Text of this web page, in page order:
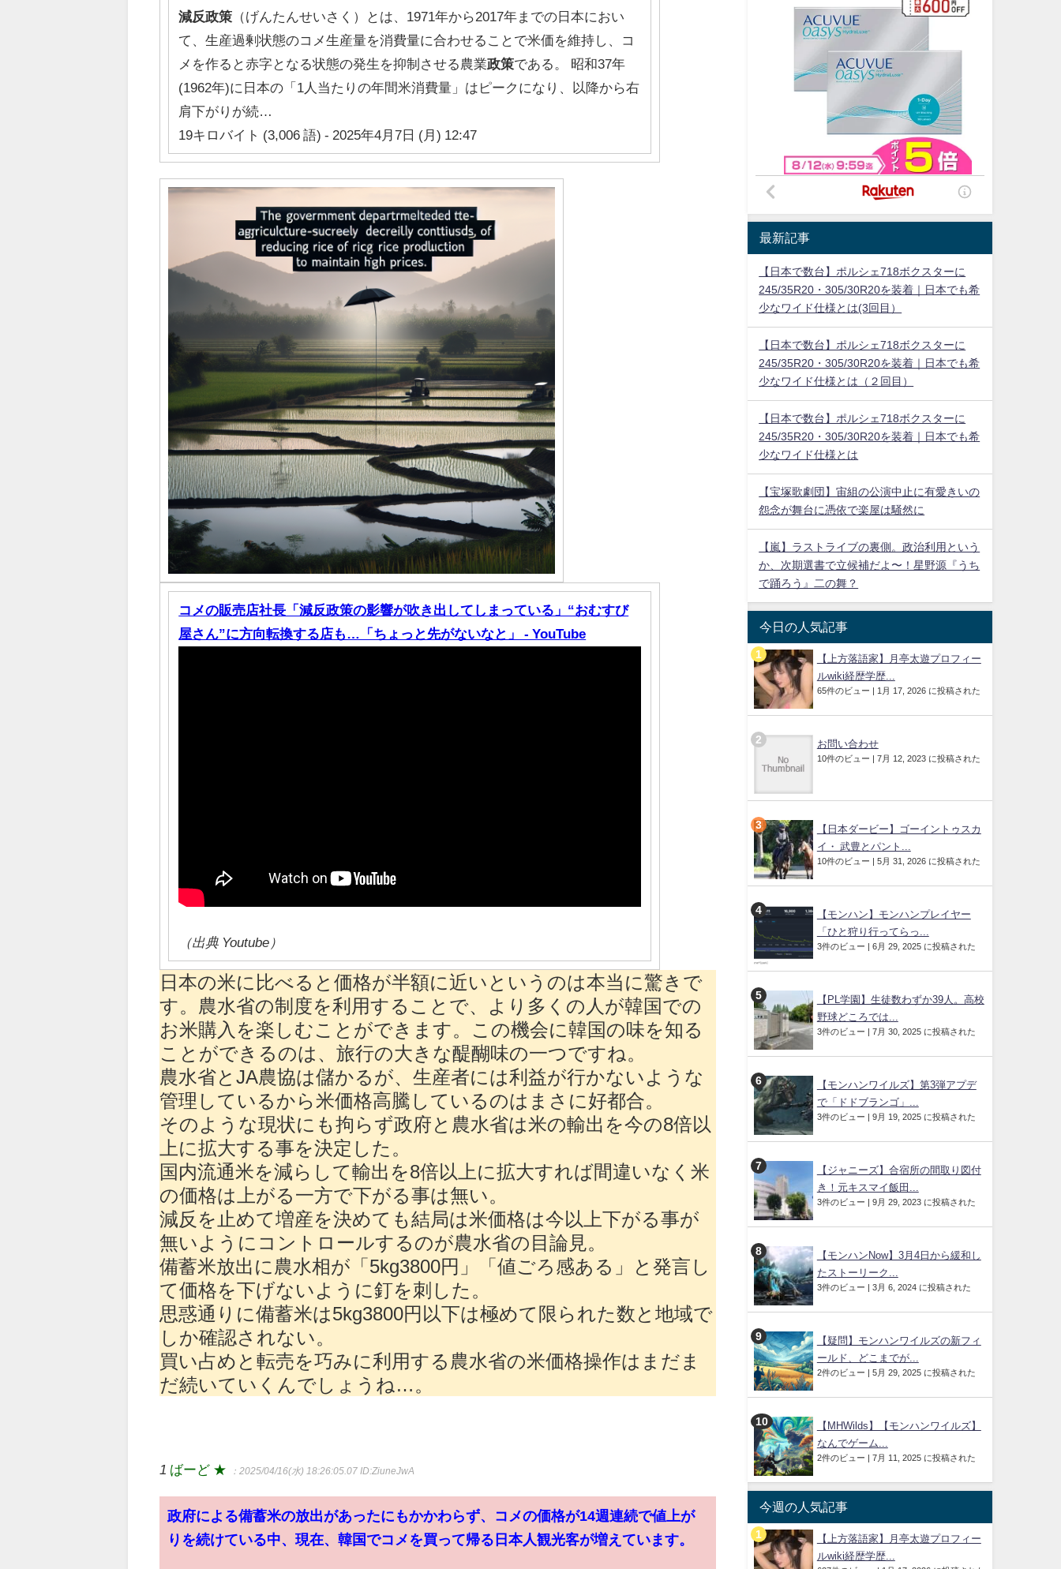
減反政策 （げんたんせいさく）とは、1971年から2017年までの日本におい
て、生産過剰状態のコメ生産量を消費量に合わせることで米価を維持し、コ
メを作ると赤字となる状態の発生を抑制させる農業政策である。 昭和37年
(1962年)に日本の「1人当たりの年間米消費量」はピークになり、以降から右
肩下がりが続…
19キロバイト (3,006 語) - 2025年4月7日 (月) 12:47
コメの販売店社長「減反政策の影響が吹き出してしまっている」“おむすび
屋さん”に方向転換する店も…「ちょっと先がないなと」 - YouTube
（出典 Youtube）
日本の米に比べると価格が半額に近いというのは本当に驚きで
す。農水省の制度を利用することで、より多くの人が韓国での
お米購入を楽しむことができます。この機会に韓国の味を知る
ことができるのは、旅行の大きな醍醐味の一つですね。
農水省とJA農協は儲かるが、生産者には利益が行かないような
管理しているから米価格高騰しているのはまさに好都合。
そのような現状にも拘らず政府と農水省は米の輸出を今の8倍以
上に拡大する事を決定した。
国内流通米を減らして輸出を8倍以上に拡大すれば間違いなく米
の価格は上がる一方で下がる事は無い。
減反を止めて増産を決めても結局は米価格は今以上下がる事が
無いようにコントロールするのが農水省の目論見。
備蓄米放出に農水相が「5kg3800円」「値ごろ感ある」と発言し
て価格を下げないように釘を刺した。
思惑通りに備蓄米は5kg3800円以下は極めて限られた数と地域で
しか確認されない。
買い占めと転売を巧みに利用する農水省の米価格操作はまだま
だ続いていくんでしょうね…。
1 ばーど ★ ：2025/04/16(水) 18:26:05.07ID:ZiuneJwA
政府による備蓄米の放出があったにもかかわらず、コメの価格が14週連続で値上が
りを続けている中、現在、韓国でコメを買って帰る日本人観光客が増えています。
最新記事
【日本で数台】ポルシェ718ボクスターに
245/35R20・305/30R20を装着｜日本でも希
少なワイド仕様とは(3回目）
【日本で数台】ポルシェ718ボクスターに
245/35R20・305/30R20を装着｜日本でも希
少なワイド仕様とは（２回目）
【日本で数台】ポルシェ718ボクスターに
245/35R20・305/30R20を装着｜日本でも希
少なワイド仕様とは
【宝塚歌劇団】宙組の公演中止に有愛きいの
怨念が舞台に憑依で楽屋は騒然に
【嵐】ラストライブの裏側。政治利用という
か、次期選書で立候補だよ〜！星野源『うち
で踊ろう』二の舞？
今日の人気記事
【上方落語家】月亭太遊プロフィー
ルwiki経歴学歴...
65件のビュー | 1月 17, 2026 に投稿された
お問い合わせ
10件のビュー | 7月 12, 2023 に投稿された
【日本ダービー】ゴーイントゥスカ
イ・ 武豊とパント...
10件のビュー | 5月 31, 2026 に投稿された
【モンハン】モンハンプレイヤー
「ひと狩り行ってらっ...
3件のビュー | 6月 29, 2025 に投稿された
【PL学園】生徒数わずか39人。高校
野球どころでは...
3件のビュー | 7月 30, 2025 に投稿された
【モンハンワイルズ】第3弾アプデ
で「ドドブランゴ」...
3件のビュー | 9月 19, 2025 に投稿された
【ジャニーズ】合宿所の間取り図付
き！元キスマイ飯田...
3件のビュー | 9月 29, 2023 に投稿された
【モンハンNow】3月4日から緩和し
たストーリーク...
3件のビュー | 3月 6, 2024 に投稿された
【疑問】モンハンワイルズの新フィ
ールド、どこまでが...
2件のビュー | 5月 29, 2025 に投稿された
【MHWilds】【モンハンワイルズ】
なんでゲーム...
2件のビュー | 7月 11, 2025 に投稿された
今週の人気記事
【上方落語家】月亭太遊プロフィー
ルwiki経歴学歴...